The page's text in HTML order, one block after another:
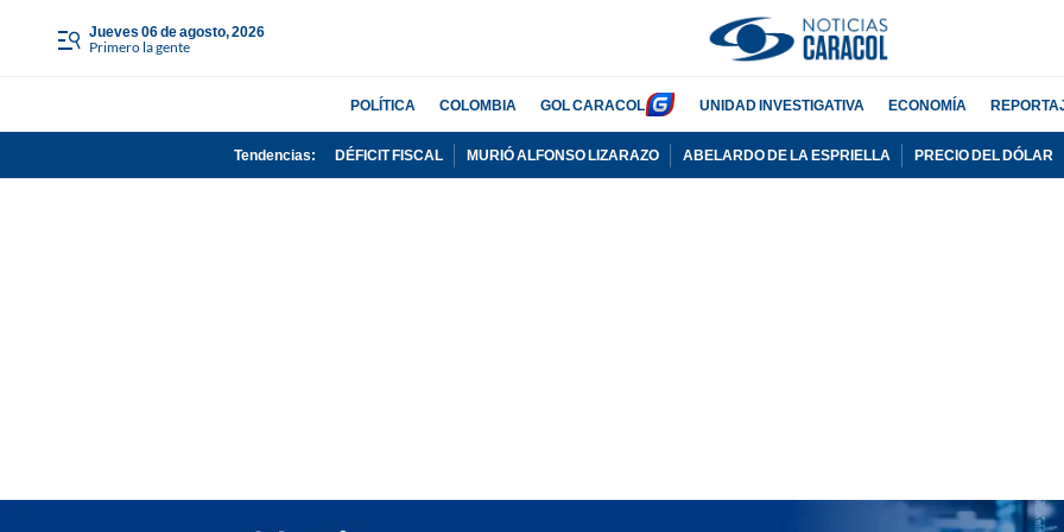
jueves 06 de agosto, 2026
Primero la gente
POLÍTICA COLOMBIA GOL CARACOL UNIDAD INVESTIGATIVA ECONOMÍA
Tendencias: DÉFICIT FISCAL MURIÓ ALFONSO LIZARAZO ABELARDO DE LA ESPRIELLA PRECIO DEL DÓLAR